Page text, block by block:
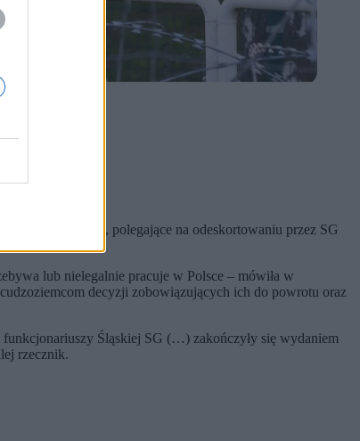
deportacje, polegające na odeskortowaniu przez SG
lub nielegalnie pracuje w Polsce – mówiła w
decyzji zobowiązujących ich do powrotu oraz
Śląskiej SG (…) zakończyły się wydaniem
rzecznik.